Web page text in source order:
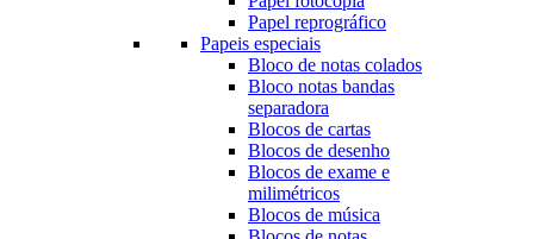
Papel reprográfico
Papeis especiais
Bloco de notas colados
Bloco notas bandas
separadora
Blocos de cartas
Blocos de desenho
Blocos de exame e
milimétricos
Blocos de música